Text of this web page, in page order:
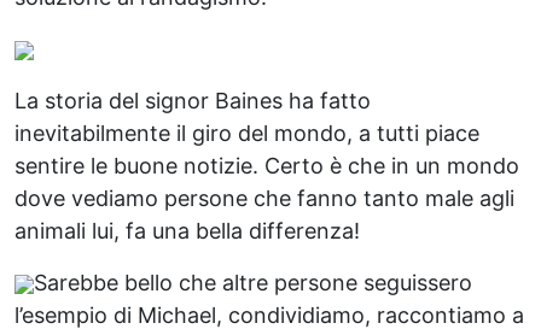
La storia del signor Baines ha fatto
inevitabilmente il giro del mondo, a tutti piace
sentire le buone notizie. Certo è che in un mondo
dove vediamo persone che fanno tanto male agli
animali lui, fa una bella differenza!
Sarebbe bello che altre persone seguissero
l’esempio di Michael, condividiamo, raccontiamo a